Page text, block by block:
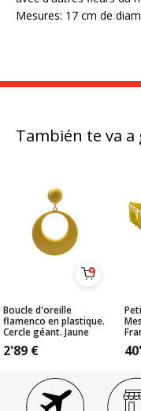
Mesures: 17 cm de
También te va
Boucle d'oreille
flamenco en plastique.
Cercle géant. Jaune
2'89 €